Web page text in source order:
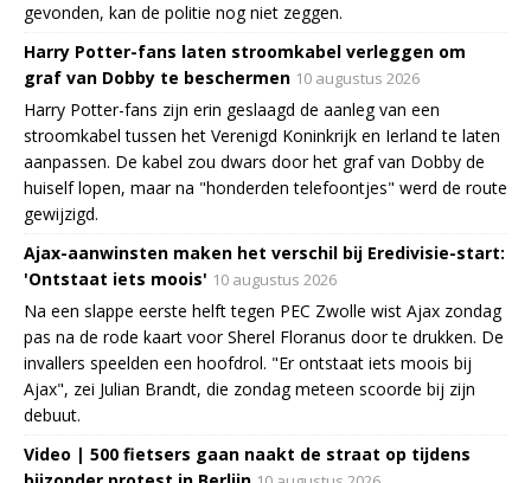
gevonden, kan de politie nog niet zeggen.
Harry Potter-fans laten stroomkabel verleggen om
graf van Dobby te beschermen 10 augustus 2026
Harry Potter-fans zijn erin geslaagd de aanleg van een
stroomkabel tussen het Verenigd Koninkrijk en Ierland te laten
aanpassen. De kabel zou dwars door het graf van Dobby de
huiself lopen, maar na "honderden telefoontjes" werd de route
gewijzigd.
Ajax-aanwinsten maken het verschil bij Eredivisie-start:
'Ontstaat iets moois' 10 augustus 2026
Na een slappe eerste helft tegen PEC Zwolle wist Ajax zondag
pas na de rode kaart voor Sherel Floranus door te drukken. De
invallers speelden een hoofdrol. "Er ontstaat iets moois bij
Ajax", zei Julian Brandt, die zondag meteen scoorde bij zijn
debuut.
Video | 500 fietsers gaan naakt de straat op tijdens